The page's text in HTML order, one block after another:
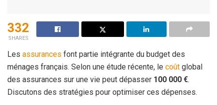
332
SHARES
Les assurances font partie intégrante du budget des
ménages français. Selon une étude récente, le coût global
des assurances sur une vie peut dépasser 100 000 €.
Discutons des stratégies pour optimiser ces dépenses.